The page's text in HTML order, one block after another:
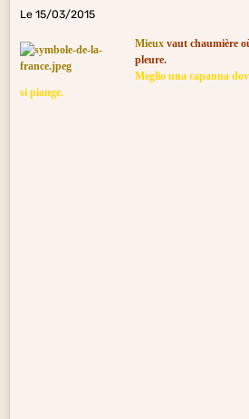
Le 15/03/2015
Mieuxvaut chaumière
pleure.
Meglio una capanna
si piange.